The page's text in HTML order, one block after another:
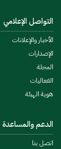
التواصل الإعلامي
الأخبار والإعلانات
الإصدارات
المجلة
الفعاليات
هوية الهيئة
الدعم والمساعدة
اتصل بنا